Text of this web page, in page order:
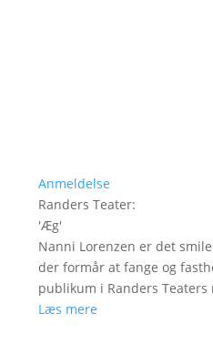
Anmeldelse
Randers Teater:
'Æg'
Nanni Lorenzen er det
der formår at fange og
publikum i Randers
Læs mere